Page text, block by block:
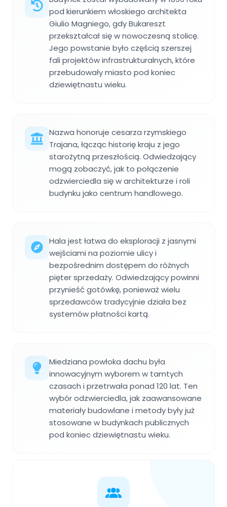
pod kierunkiem włoskiego architekta
Giulio Magniego, gdy Bukareszt
przekształcał się w nowoczesną stolicę.
Jego powstanie było częścią szerszej
fali projektów infrastrukturalnych, które
przebudowały miasto pod koniec
dziewiętnastu wieku.
Nazwa honoruje cesarza rzymskiego
Trajana, łącząc historię kraju z jego
starożytną przeszłością. Odwiedzający
mogą zobaczyć, jak to połączenie
odzwierciedla się w architekturze i roli
budynku jako centrum handlowego.
Hala jest łatwa do eksploracji z jasnymi
wejściami na poziomie ulicy i
bezpośrednim dostępem do różnych
pięter sprzedaży. Odwiedzający powinni
przynieść gotówkę, ponieważ wielu
sprzedawców tradycyjnie działa bez
systemów płatności kartą.
Miedziana powłoka dachu była
innowacyjnym wyborem w tamtych
czasach i przetrwała ponad 120 lat. Ten
wybór odzwierciedla, jak zaawansowane
materiały budowlane i metody były już
stosowane w budynkach publicznych
pod koniec dziewiętnastu wieku.